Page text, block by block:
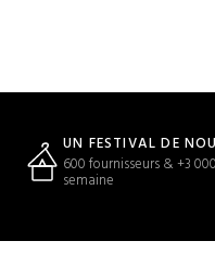
UN FESTIVAL DE
600 fournisseurs & +3
semaine